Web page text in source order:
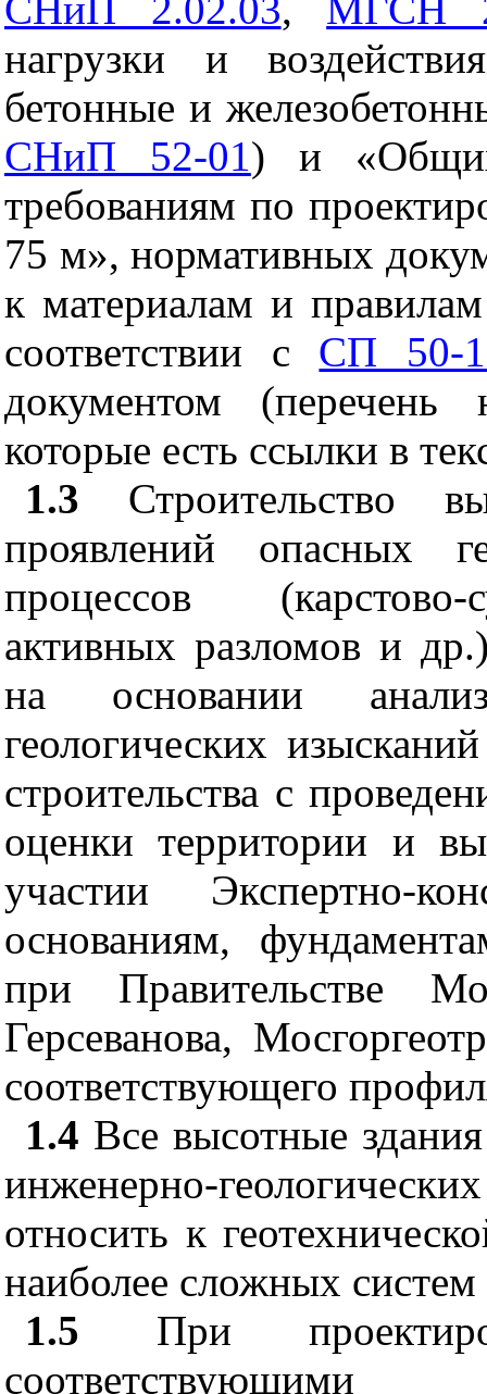
нагрузки и
бетонные и
СНиП 52-01) и
требованиям по
75 м», нормативных
к материалам и
соответствии с СП 50-
документом (перечень
которые есть ссылки в
1.3 Строительство
проявлений опасных
процессов
активных разломов и
на основании
геологических
строительства с
оценки территории и
участии Экспертно-
основаниям,
при
Герсеванова,
соответствующего
1.4 Все высотные
инженерно-
относить к
наиболее сложных
1.5 При